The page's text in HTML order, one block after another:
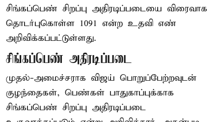
சிங்கப்பெண் சிறப்பு அதிரடிப்படையை விரைவாக
தொடர்புகொள்ள 1091 என்ற உதவி எண்
அறிவிக்கப்பட்டுள்ளது.
சிங்கப்பெண் அதிரடிப்படை
முதல்-அமைச்சராக விஜய் பொறுப்பேற்றவுடன்
குழந்தைகள், பெண்கள் பாதுகாப்புக்காக
சிங்கப்பெண் சிறப்பு அதிரடிப்படை